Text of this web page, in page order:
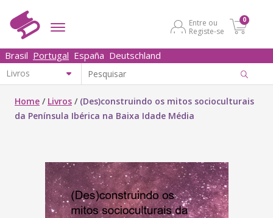
Entre ou
Registe-se
0
Brasil Portugal España Deutschland
Home / Livros / (Des)construindo os mitos socioculturais
da Península Ibérica na Baixa Idade Média